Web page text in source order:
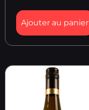
Ajouter au panier